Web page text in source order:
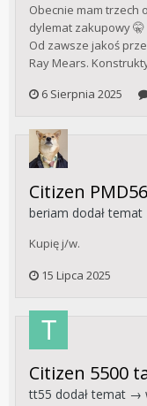
Obecnie mam trzech
dylemat zakupowy 🤫
Od zawsze jakoś
Ray Mears.
6 Sierpnia 2025
Citizen
beriam dodał
Kupię j/w.
15 Lipca 2025
Citizen 5500
tt55 dodał temat →